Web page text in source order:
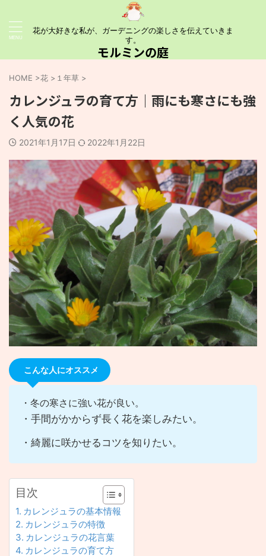
花が大好きな私が、ガーデニングの楽しさを伝えていきま
す。
モルミンの庭
HOME >花 > １年草 >
カレンジュラの育て方｜雨にも寒さにも強
く人気の花
2021年1月17日 2022年1月22日
こんな人にオススメ
・冬の寒さに強い花が良い。
・手間がかからず長く花を楽しみたい。
・綺麗に咲かせるコツを知りたい。
目次
カレンジュラの基本情報
カレンジュラの特徴
カレンジュラの花言葉
カレンジュラの育て方